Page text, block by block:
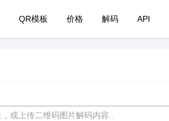
QR模板 价格 解码 API